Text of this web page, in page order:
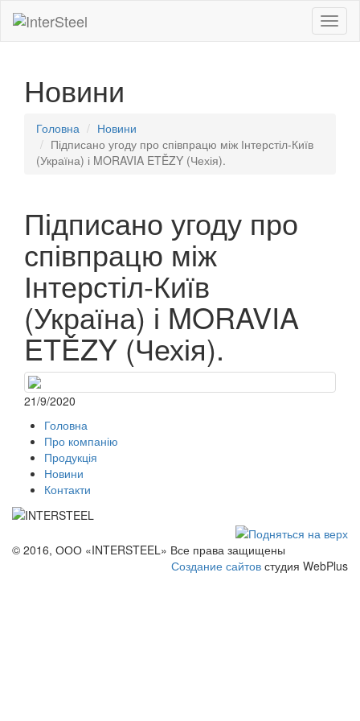
Новини
Головна
Новини
Підписано угоду про співпрацю між Інтерстіл-Київ
(Україна) і MORAVIA ETĚZY (Чехія).
Підписано угоду про
співпрацю між
Інтерстіл-Київ
(Україна) і MORAVIA
ETĚZY (Чехія).
21/9/2020
Головна
Про компанію
Продукція
Новини
Контакти
© 2016, ООО «INTERSTEEL» Все права защищены
Создание сайтов студия WebPlus